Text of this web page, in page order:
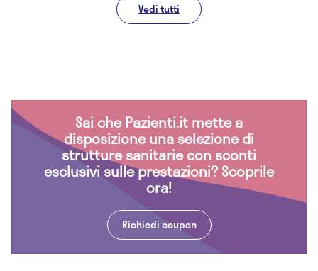
Vedi tutti
Sai che Pazienti.it mette a
disposizione una selezione di
strutture sanitarie con sconti
esclusivi sulle prestazioni? Scoprile
ora!
Richiedi coupon